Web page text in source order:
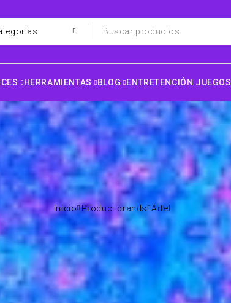
HERRAMIENTAS BLOG ENTRETENCIÓN JUEGOS
Inicio Product brands Artel